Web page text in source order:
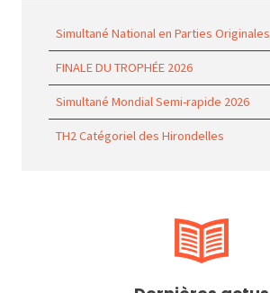
Simultané National en Parties Originales
FINALE DU TROPHÉE 2026
Simultané Mondial Semi-rapide 2026
TH2 Catégoriel des Hirondelles